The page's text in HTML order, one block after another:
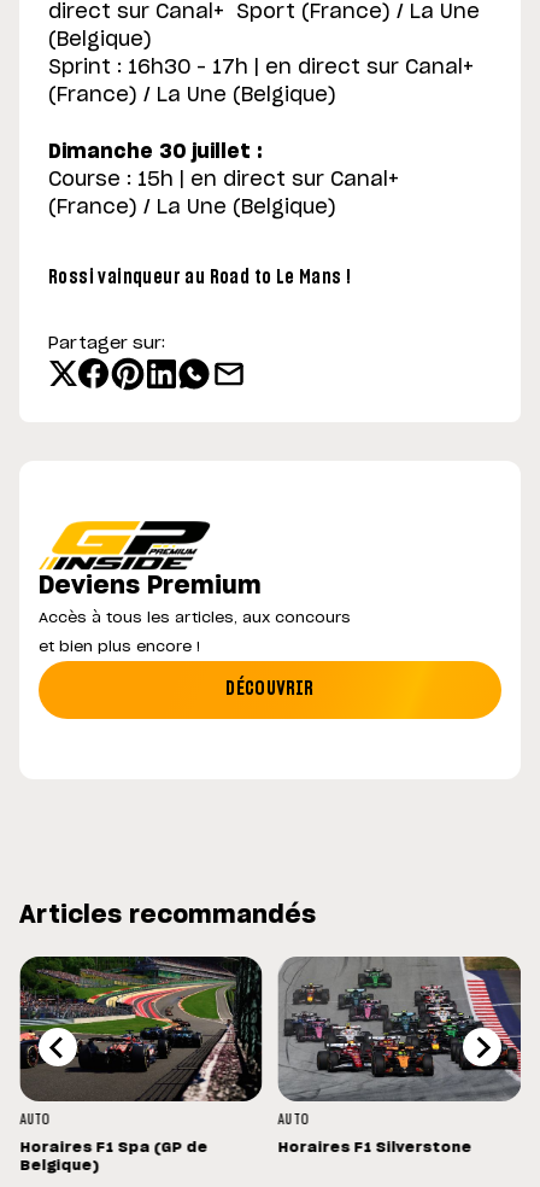
direct sur Canal+ Sport (France) / La Une
(Belgique)
Sprint : 16h30 – 17h | en direct sur Canal+
(France) / La Une (Belgique)
Dimanche 30 juillet :
Course : 15h | en direct sur Canal+
(France) / La Une (Belgique)
Rossi vainqueur au Road to Le Mans !
Partager sur:
Deviens Premium
Accès à tous les articles, aux concours
et bien plus encore !
DÉCOUVRIR
Articles recommandés
AUTO
Horaires F1 Spa (GP de
Belgique)
AUTO
Horaires F1 Silverstone